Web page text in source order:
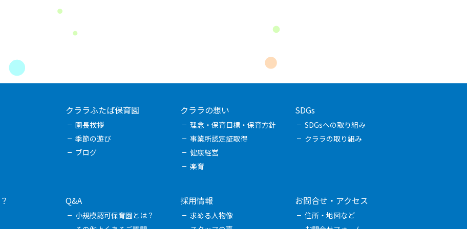
クララふたば保育園
園長挨拶
季節の遊び
ブログ
クララの想い
理念・保育目標・保育方針
事業所認定証取得
健康経営
楽育
SDGs
SDGsへの取り組み
クララの取り組み
Q&A
小規模認可保育園とは？
採用情報
求める人物像
お問合せ・アクセス
住所・地図など